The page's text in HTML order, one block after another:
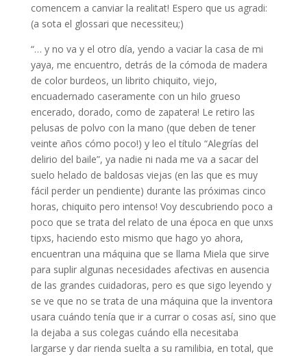
comencem a canviar la realitat! Espero que us agradi:
(a sota el glossari que necessiteu;)
“… y no va y el otro día, yendo a vaciar la casa de mi
yaya, me encuentro, detrás de la cómoda de madera
de color burdeos, un librito chiquito, viejo,
encuadernado caseramente con un hilo grueso
encerado, dorado, como de zapatera! Le retiro las
pelusas de polvo con la mano (que deben de tener
veinte años cómo poco!) y leo el título “Alegrías del
delirio del baile”, ya nadie ni nada me va a sacar del
suelo helado de baldosas viejas (en las que es muy
fácil perder un pendiente) durante las próximas cinco
horas, chiquito pero intenso! Voy descubriendo poco a
poco que se trata del relato de una época en que unxs
tipxs, haciendo esto mismo que hago yo ahora,
encuentran una máquina que se llama Miela que sirve
para suplir algunas necesidades afectivas en ausencia
de las grandes cuidadoras, pero es que sigo leyendo y
se ve que no se trata de una máquina que la inventora
usara cuándo tenía que ir a currar o cosas así, sino que
la dejaba a sus colegas cuándo ella necesitaba
largarse y dar rienda suelta a su ramilibia, en total, que